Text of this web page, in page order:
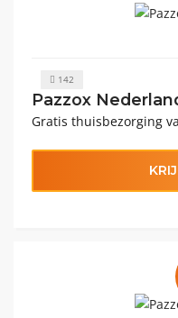
142
Pazzox
Gratis thuisbezorging